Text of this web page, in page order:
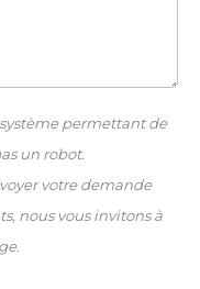
permettant de
un robot.
votre demande
nous vous invitons à